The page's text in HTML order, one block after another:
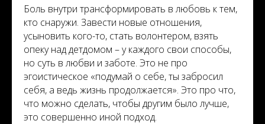
Боль внутри трансформировать в любовь к тем,
кто снаружи. Завести новые отношения,
усыновить кого-то, стать волонтером, взять
опеку над детдомом – у каждого свои способы,
но суть в любви и заботе. Это не про
эгоистическое «подумай о себе, ты забросил
себя, а ведь жизнь продолжается». Это про что,
что можно сделать, чтобы другим было лучше,
это совершенно иной подход.